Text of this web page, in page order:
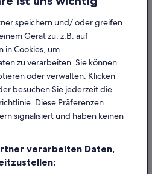
Inhalten
speichern und/ oder greifen
Gerät zu, z.B. auf
in Cookies, um
zu verarbeiten. Sie können
oder verwalten. Klicken
besuchen Sie jederzeit die
Diese Präferenzen
signalisiert und haben keinen
verarbeiten Daten,